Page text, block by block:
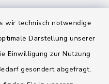
wir technisch notwendige
Darstellung unserer
Einwilligung zur Nutzung
gesondert abgefragt.